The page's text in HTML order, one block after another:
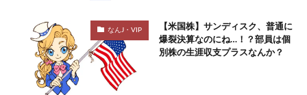
なんJ・VIP
【米国株】サンディスク、普通に
爆裂決算なのにね…！？部員は個
別株の生涯収支プラスなんか？